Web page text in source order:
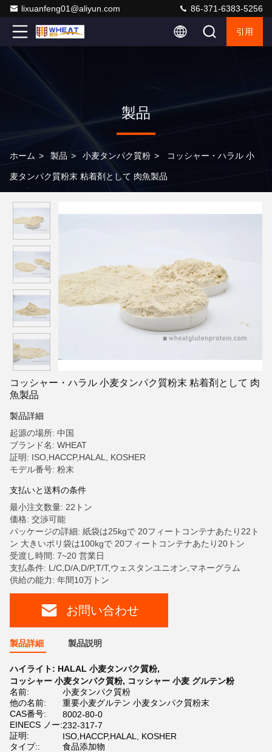
lixuanfeng01@aliyun.com 86-371-6383-5256
引用
製品
ホーム > 製品 > 小麦タンパク質粉 > コッシャー・ハラル 小
麦タンパク質粉末 粘着剤として 肉魚製品
コッシャー・ハラル 小麦タンパク質粉末 粘着剤として 肉
魚製品
製品詳細
起源の場所: 中国
ブランド名: WHEAT
証明: ISO,HACCP,HALAL, KOSHER
モデル番号: 粉末
支払いと送料の条件
最小注文数量: 22トン
価格: 交渉可能
パッケージの詳細: 紙袋は25kgで 20フィートコンテナあたり22ト
ン 大きいポリ袋は100kgで 20フィートコンテナあたり20トン
受渡し時間: 7~20 営業日
支払条件: L/C,D/A,D/P,T/T,ウェスタンユニオン,マネーグラム
供給の能力: 年間10万トン
お問い合わせ
製品詳細 製品説明
ハイライト: HALAL 小麦タンパク質粉,
コッシャー 小麦タンパク質粉, コッシャー 小麦 グルテン粉
名前:
小麦タンパク質粉
他の名前:
重要小麦グルテン 小麦タンパク質粉末
CAS番号:
8002-80-0
EINECS ノー:232-317-7
証明:
ISO,HACCP,HALAL, KOSHER
タイプ::
食品添加物